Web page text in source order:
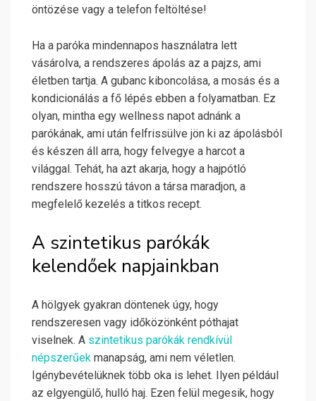
öntözése vagy a telefon feltöltése!
Ha a paróka mindennapos használatra lett
vásárolva, a rendszeres ápolás az a pajzs, ami
életben tartja. A gubanc kiboncolása, a mosás és a
kondicionálás a fő lépés ebben a folyamatban. Ez
olyan, mintha egy wellness napot adnánk a
parókának, ami után felfrissülve jön ki az ápolásból
és készen áll arra, hogy felvegye a harcot a
világgal. Tehát, ha azt akarja, hogy a hajpótló
rendszere hosszú távon a társa maradjon, a
megfelelő kezelés a titkos recept.
A szintetikus parókák
kelendőek napjainkban
A hölgyek gyakran döntenek úgy, hogy
rendszeresen vagy időközönként póthajat
viselnek. A szintetikus parókák rendkívül
népszerűek manapság, ami nem véletlen.
Igénybevételüknek több oka is lehet. Ilyen például
az elgyengülő, hulló haj. Ezen felül megesik, hogy